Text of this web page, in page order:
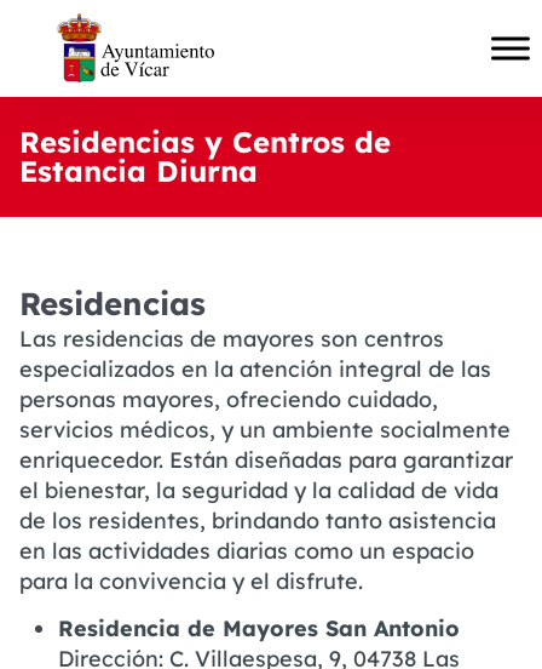
Residencias y Centros de
Estancia Diurna
Residencias
Las residencias de mayores son centros
especializados en la atención integral de las
personas mayores, ofreciendo cuidado,
servicios médicos, y un ambiente socialmente
enriquecedor. Están diseñadas para garantizar
el bienestar, la seguridad y la calidad de vida
de los residentes, brindando tanto asistencia
en las actividades diarias como un espacio
para la convivencia y el disfrute.
Residencia de Mayores San Antonio
Dirección: C. Villaespesa, 9, 04738 Las